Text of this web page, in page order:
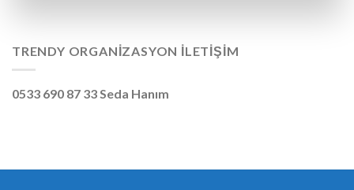
TRENDY ORGANIZASYON İLETIŞIM
0533 690 87 33 Seda Hanım